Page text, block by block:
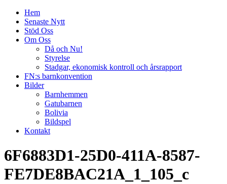
Hem
Senaste Nytt
Stöd Oss
Om Oss
Då och Nu!
Styrelse
Stadgar, ekonomisk kontroll och årsrapport
FN:s barnkonvention
Bilder
Barnhemmen
Gatubarnen
Bolivia
Bildspel
Kontakt
6F6883D1-25D0-411A-8587-
FE7DE8BAC21A_1_105_c